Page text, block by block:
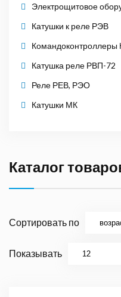
Электрощитовое
Катушки к реле РЭВ
Командоконтроллеры
Катушка реле РВП-72
Реле РЕВ, РЭО
Катушки МК
Каталог
Сортировать по
Показывать